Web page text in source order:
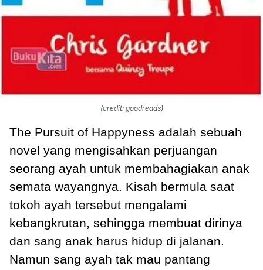
(credit: goodreads)
The Pursuit of Happyness adalah sebuah
novel yang mengisahkan perjuangan
seorang ayah untuk membahagiakan anak
semata wayangnya. Kisah bermula saat
tokoh ayah tersebut mengalami
kebangkrutan, sehingga membuat dirinya
dan sang anak harus hidup di jalanan.
Namun sang ayah tak mau pantang